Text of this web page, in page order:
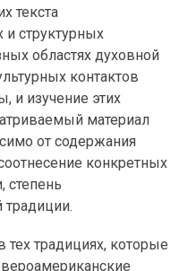
текста
структурных
областях духовной
контактов
и изучение этих
материал
от содержания
конкретных
степень
традиции.
тех традициях, которые